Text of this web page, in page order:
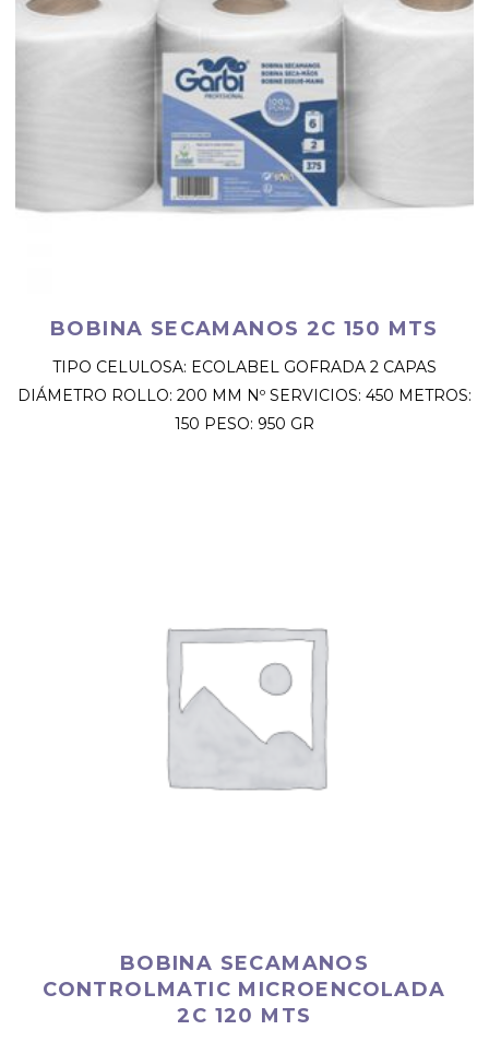
BOBINA SECAMANOS 2C 150 MTS
TIPO CELULOSA: ECOLABEL GOFRADA 2 CAPAS
DIÁMETRO ROLLO: 200 MM Nº SERVICIOS: 450 METROS:
150 PESO: 950 GR
BOBINA SECAMANOS
CONTROLMATIC MICROENCOLADA
2C 120 MTS